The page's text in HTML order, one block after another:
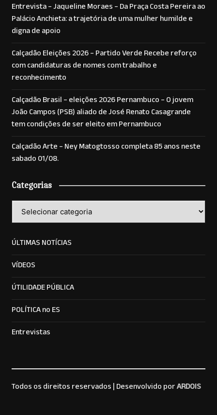
Entrevista – Jaqueline Moraes – Da Praça Costa Pereira ao
Palácio Anchieta: a trajetória de uma mulher humilde e
digna de apoio
Calçadão Eleições 2026 – Partido Verde Recebe reforço
com candidaturas de nomes com trabalho e
reconhecimento
Calçadão Brasil – eleições 2026 Pernambuco – O jovem
João Campos (PSB) aliado de José Renato Casagrande
tem condições de ser eleito em Pernambuco
Calçadão Arte – Ney Matogtosso completa 85 anos neste
sabado 01/08.
Categorias
ÚLTIMAS NOTÍCIAS
VÍDEOS
ÚTILIDADE PÚBLICA
POLÍTICA no ES
Entrevistas
Todos os direitos reservados |Desenvolvido porARDOIS